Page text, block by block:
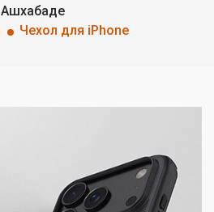
Ашхабаде
Чехол для iPhone